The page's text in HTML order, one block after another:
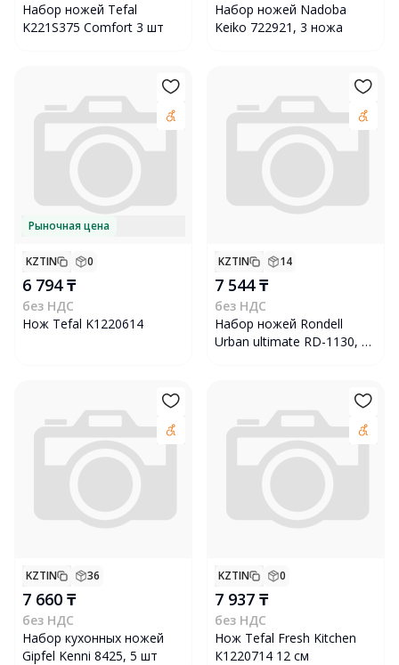
Набор ножей Tefal
K221S375 Comfort 3 шт
Набор ножей Nadoba
Keiko 722921, 3 ножа
Рыночная цена
KZTIN 0
6 794 ₸
без НДС
Нож Tefal K1220614
KZTIN 14
7 544 ₸
без НДС
Набор ножей Rondell
Urban ultimate RD-1130, 5
KZTIN 36
7 660 ₸
без НДС
Набор кухонных ножей
Gipfel Kenni 8425, 5 шт
KZTIN 0
7 937 ₸
без НДС
Нож Tefal Fresh Kitchen
К1220714 12 см